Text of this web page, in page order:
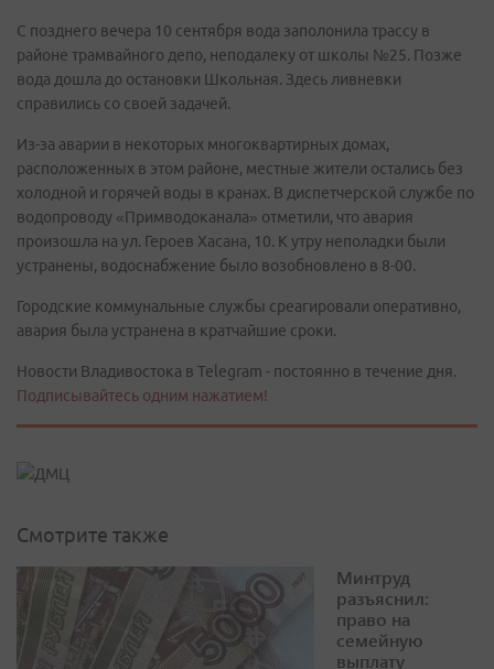
С позднего вечера 10 сентября вода заполонила трассу в
районе трамвайного депо, неподалеку от школы №25. Позже
вода дошла до остановки Школьная. Здесь ливневки
справились со своей задачей.
Из-за аварии в некоторых многоквартирных домах,
расположенных в этом районе, местные жители остались без
холодной и горячей воды в кранах. В диспетчерской службе по
водопроводу «Примводоканала» отметили, что авария
произошла на ул. Героев Хасана, 10. К утру неполадки были
устранены, водоснабжение было возобновлено в 8-00.
Городские коммунальные службы среагировали оперативно,
авария была устранена в кратчайшие сроки.
Новости Владивостока в Telegram - постоянно в течение дня.
Подписывайтесь одним нажатием!
Смотрите также
Минтруд
разъяснил:
право на
семейную
выплату